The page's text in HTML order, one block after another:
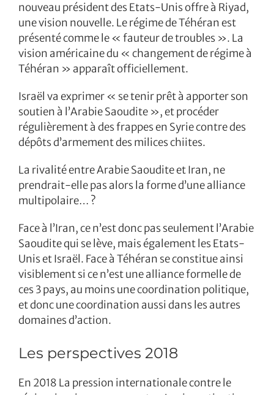
nouveau président des Etats-Unis offre à Riyad,
une vision nouvelle. Le régime de Téhéran est
présenté comme le « fauteur de troubles ». La
vision américaine du « changement de régime à
Téhéran » apparaît officiellement.
Israël va exprimer « se tenir prêt à apporter son
soutien à l’Arabie Saoudite », et procéder
régulièrement à des frappes en Syrie contre des
dépôts d’armement des milices chiites.
La rivalité entre Arabie Saoudite et Iran, ne
prendrait-elle pas alors la forme d’une alliance
multipolaire… ?
Face à l’Iran, ce n’est donc pas seulement l’Arabie
Saoudite qui se lève, mais également les Etats-
Unis et Israël. Face à Téhéran se constitue ainsi
visiblement si ce n’est une alliance formelle de
ces 3 pays, au moins une coordination politique,
et donc une coordination aussi dans les autres
domaines d’action.
Les perspectives 2018
En 2018 La pression internationale contre le